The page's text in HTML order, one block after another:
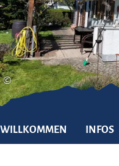
©
WILLKOMMEN INFOS